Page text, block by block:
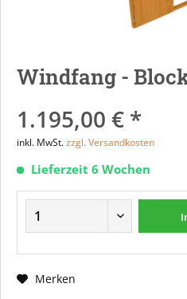
Windfang -
1.195,00 € *
inkl. MwSt.zzgl. Versandkosten
Lieferzeit 6 Wochen
Merken